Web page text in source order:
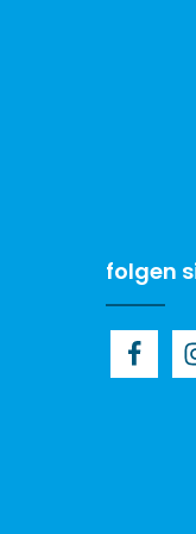
folgen